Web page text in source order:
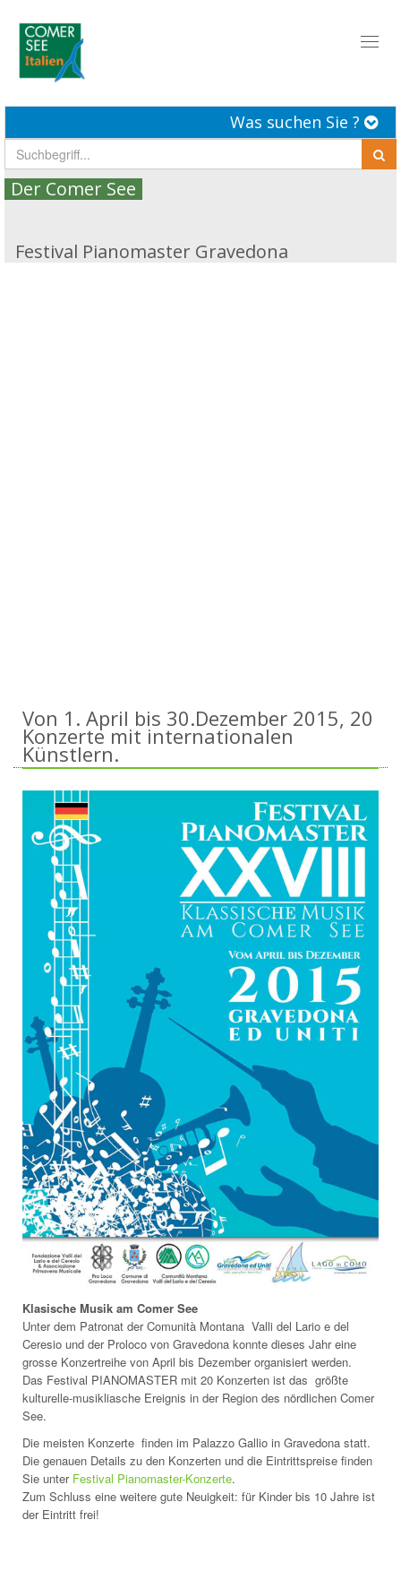
Was suchen Sie ?
Der Comer See
Festival Pianomaster Gravedona
Von 1. April bis 30.Dezember 2015, 20
Konzerte mit internationalen
Künstlern.
Klasische Musik am Comer See
Unter dem Patronat der Comunità Montana Valli del Lario e del
Ceresio und der Proloco von Gravedona konnte dieses Jahr eine
grosse Konzertreihe von April bis Dezember organisiert werden.
Das Festival PIANOMASTER mit 20 Konzerten ist das größte
kulturelle-musikliasche Ereignis in der Region des nördlichen Comer
See.
Die meisten Konzerte finden im Palazzo Gallio in Gravedona statt.
Die genauen Details zu den Konzerten und die Eintrittspreise finden
Sie unter Festival Pianomaster-Konzerte.
Zum Schluss eine weitere gute Neuigkeit: für Kinder bis 10 Jahre ist
der Eintritt frei!